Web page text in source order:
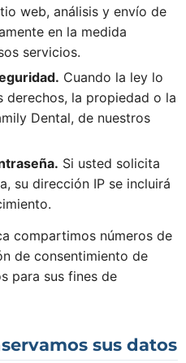
web, análisis y envío de
en la medida
servicios.
Cuando la ley lo
la propiedad o la
Dental, de nuestros
Si usted solicita
su dirección IP se incluirá
compartimos números de
de consentimiento de
para sus fines de
sus datos